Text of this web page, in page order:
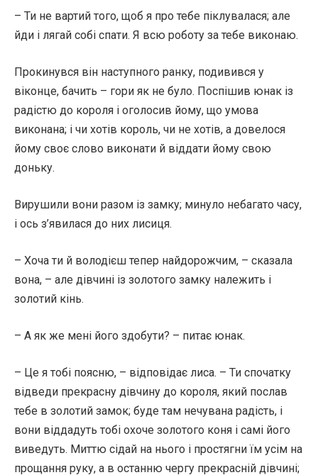
– Ти не вартий того, щоб я про тебе піклувалася; але
йди і лягай собі спати. Я всю роботу за тебе виконаю.
Прокинувся він наступного ранку, подивився у
віконце, бачить – гори як не було. Поспішив юнак із
радістю до короля і оголосив йому, що умова
виконана; і чи хотів король, чи не хотів, а довелося
йому своє слово виконати й віддати йому свою
доньку.
Вирушили вони разом із замку; минуло небагато часу,
і ось з’явилася до них лисиця.
– Хоча ти й володієш тепер найдорожчим, – сказала
вона, – але дівчині із золотого замку належить і
золотий кінь.
– А як же мені його здобути? – питає юнак.
– Це я тобі поясню, – відповідає лиса. – Ти спочатку
відведи прекрасну дівчину до короля, який послав
тебе в золотий замок; буде там нечувана радість, і
вони віддадуть тобі охоче золотого коня і самі його
виведуть. Миттю сідай на нього і простягни їм усім на
прощання руку, а в останню чергу прекрасній дівчині;